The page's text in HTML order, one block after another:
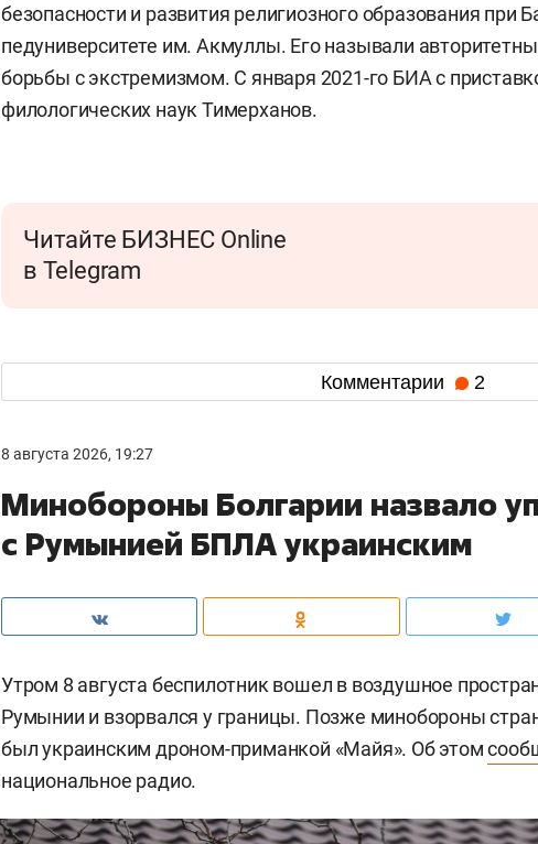
безопасности и развития религиозного образования при
педуниверситете им. Акмуллы. Его называли
борьбы с экстремизмом. С января 2021-го БИА с
филологических наук Тимерханов.
Читайте БИЗНЕС Online
в Telegram
Комментарии 2
8 августа 2026, 19:27
Минобороны Болгарии назвало
с Румынией БПЛА украинским
Утром 8 августа беспилотник вошел в воздушное
Румынии и взорвался у границы. Позже минобороны
был украинским дроном-приманкой «Майя». Об этом
национальное радио.